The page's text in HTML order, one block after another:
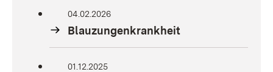
04.02.2026
Blauzungenkrankheit
01.12.2025